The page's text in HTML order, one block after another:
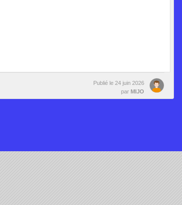
Publié le 24 juin 2026
par MIJO